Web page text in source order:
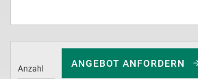
Anzahl
ANGEBOT ANFORDERN